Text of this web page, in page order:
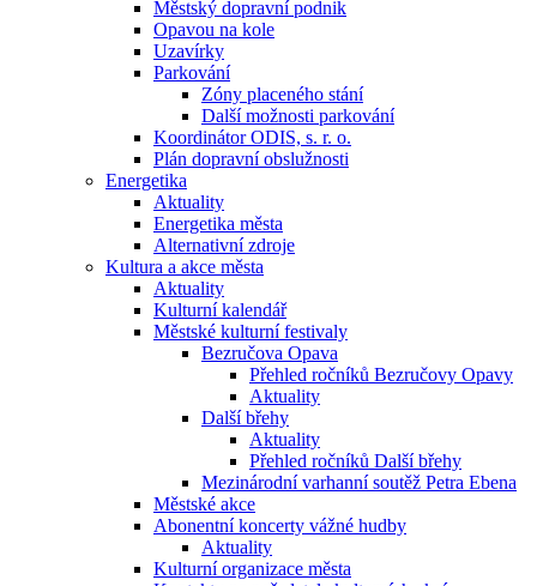
Městský dopravní podnik
Opavou na kole
Uzavírky
Parkování
Zóny placeného stání
Další možnosti parkování
Koordinátor ODIS, s. r. o.
Plán dopravní obslužnosti
Energetika
Aktuality
Energetika města
Alternativní zdroje
Kultura a akce města
Aktuality
Kulturní kalendář
Městské kulturní festivaly
Bezručova Opava
Přehled ročníků Bezručovy Opavy
Aktuality
Další břehy
Aktuality
Přehled ročníků Další břehy
Mezinárodní varhanní soutěž Petra Ebena
Městské akce
Abonentní koncerty vážné hudby
Aktuality
Kulturní organizace města